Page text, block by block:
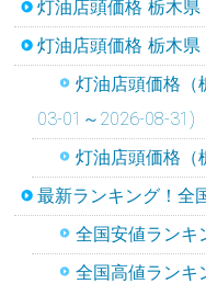
灯油店頭価格 栃木県
灯油店頭価格 栃木県
灯油店頭価格（
03-01～2026-08-31)
灯油店頭価格（
最新ランキング！全
全国安値ランキ
全国高値ランキ